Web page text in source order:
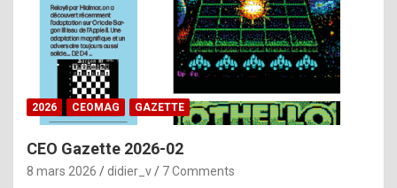
y
b
e
b
y
g
2026 CEOMAG GAZETTE
CEO Gazette 2026-02
8 mars 2026 didier_v 7 Comments